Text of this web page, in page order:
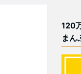
120
まん